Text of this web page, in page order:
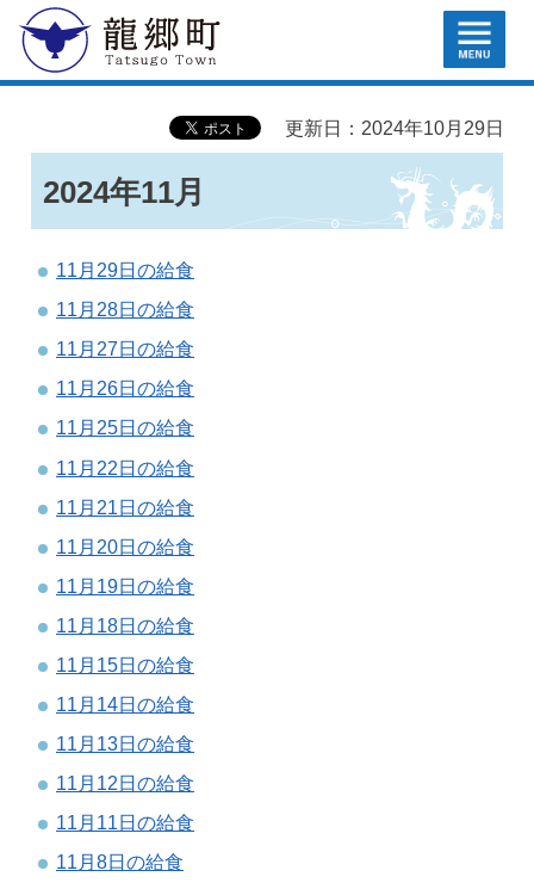
龍郷町 MENU
更新日：2024年10月29日
2024年11月
11月29日の給食
11月28日の給食
11月27日の給食
11月26日の給食
11月25日の給食
11月22日の給食
11月21日の給食
11月20日の給食
11月19日の給食
11月18日の給食
11月15日の給食
11月14日の給食
11月13日の給食
11月12日の給食
11月11日の給食
11月8日の給食